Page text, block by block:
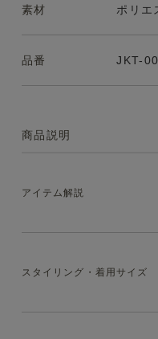
素材 ポリエ
品番 JKT-
商品説明
アイテム解説
スポーティー×ク
スタイリング・着用サイズ